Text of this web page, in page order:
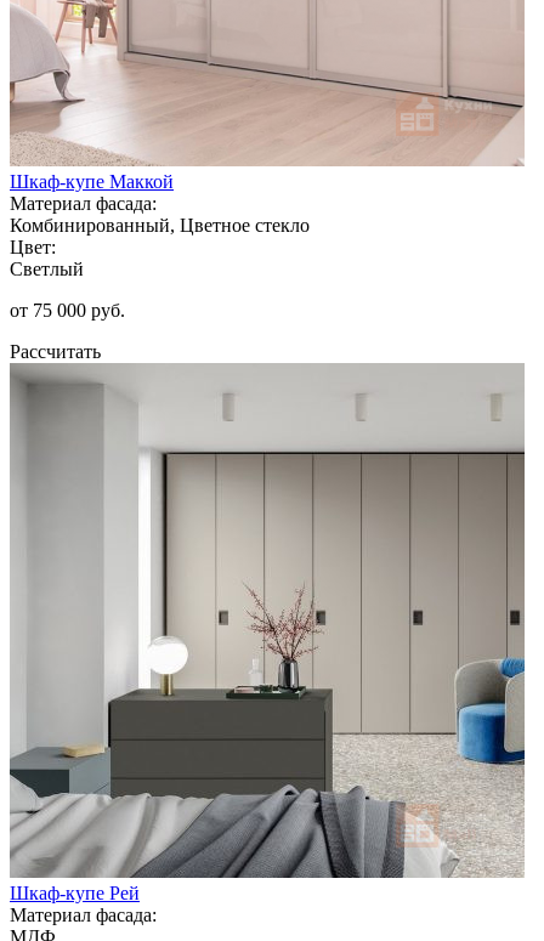
Шкаф-купе Маккой
Материал фасада:
Комбинированный, Цветное стекло
Цвет:
Светлый
от 75 000 руб.
Рассчитать
Шкаф-купе Рей
Материал фасада:
МДФ